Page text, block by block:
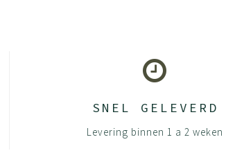
instelling
SNEL GELEVERD
Levering binnen 1 a 2 weken